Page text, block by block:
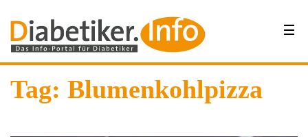
Tag: Blumenkohlpizza